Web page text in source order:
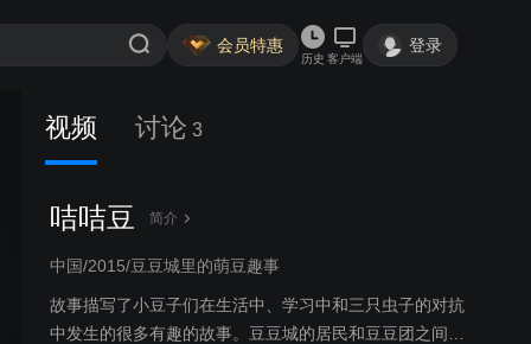
会员特惠
历史 客户端
登录
视频 讨论 3
咭咭豆 简介
中国/2015/豆豆城里的萌豆趣事
故事描写了小豆子们在生活中、学习中和三只虫子的对抗
中发生的很多有趣的故事。豆豆城的居民和豆豆团之间会